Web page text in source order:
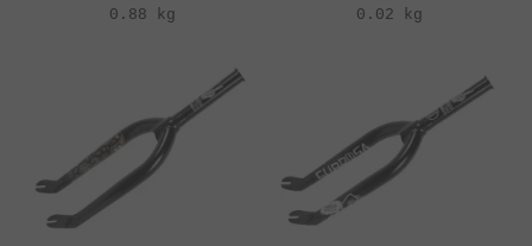
0.88 kg 0.02 kg